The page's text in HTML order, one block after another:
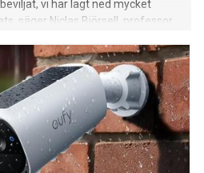
vi har lagt ned mycket
säger Niclas Björsell, professor